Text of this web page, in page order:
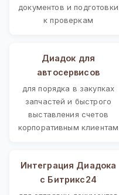
документов и подготовки
к проверкам
Диадок для
автосервисов
для порядка в закупках
запчастей и быстрого
выставления счетов
корпоративным клиентам
Интеграция Диадока
с Битрикс24